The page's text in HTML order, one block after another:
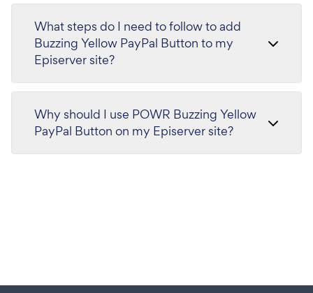
What steps do I need to follow to add
Buzzing Yellow PayPal Button to my
Episerver site?
Why should I use POWR Buzzing Yellow
PayPal Button on my Episerver site?